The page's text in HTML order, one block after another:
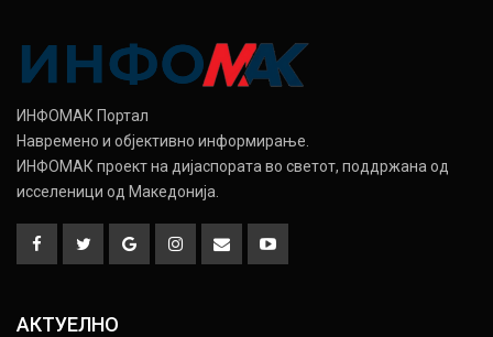
ИНФОМАК Портал
Навремено и објективно информирање.
ИНФОМАК проект на дијаспората во светот, поддржана од
исселеници од Македонија.
АКТУЕЛНО